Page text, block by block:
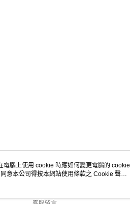
客服資訊
腦上使用 cookie 時應如何變更電腦的 cookie
意本公司得按本網站使用條款之 Cookie 聲明